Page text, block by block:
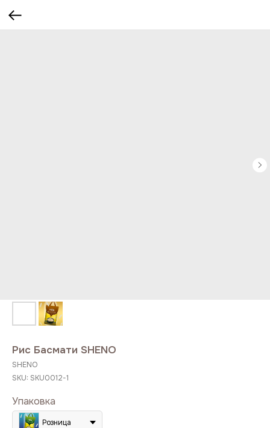
Рис Басмати SHENO
SHENO
SKU: SKU0012-1
Упаковка
Розница